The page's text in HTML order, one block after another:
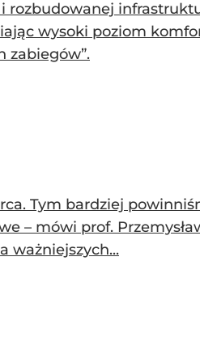
rozbudowanej
wysoki poziom
zabiegów”.
Tym bardziej
– mówi prof.
ważniejszych...